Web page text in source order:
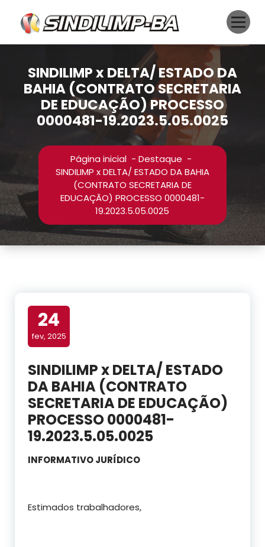
conteúdo
SINDILIMP x DELTA/ ESTADO DA
BAHIA (CONTRATO SECRETARIA
DE EDUCAÇÃO) PROCESSO
0000481-19.2023.5.05.0025
Página inicial -Destaque -
SINDILIMP x DELTA/ ESTADO DA BAHIA
(CONTRATO SECRETARIA DE
EDUCAÇÃO) PROCESSO 0000481-
19.2023.5.05.0025
24
fev, 2025
SINDILIMP x DELTA/ ESTADO
DA BAHIA (CONTRATO
SECRETARIA DE EDUCAÇÃO)
PROCESSO 0000481-
19.2023.5.05.0025
INFORMATIVO JURÍDICO
Estimados trabalhadores,